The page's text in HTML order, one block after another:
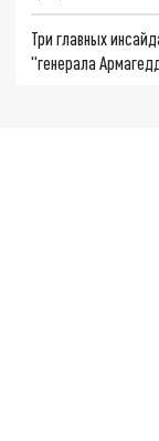
Три главных
"генерала